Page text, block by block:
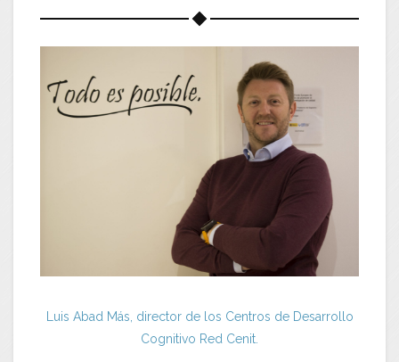
Luis Abad Más, director de los Centros de Desarrollo
Cognitivo Red Cenit.